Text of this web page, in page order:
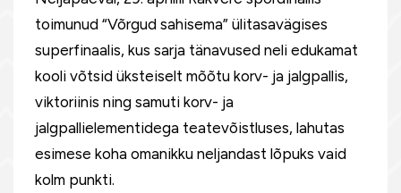
toimunud “Võrgud sahisema” ülitasavägises
superfinaalis, kus sarja tänavused neli edukamat
kooli võtsid üksteiselt mõõtu korv- ja jalgpallis,
viktoriinis ning samuti korv- ja
jalgpallielementidega teatevõistluses, lahutas
esimese koha omanikku neljandast lõpuks vaid
kolm punkti.